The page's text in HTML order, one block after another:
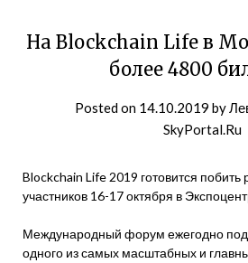
На Blockchain Life в
более 4800
Posted on 14.10.2019 by
SkyPortal.Ru
Blockchain Life 2019 готовится побить
участников 16-17 октября в
Международный форум ежегодно
одного из самых масштабных и